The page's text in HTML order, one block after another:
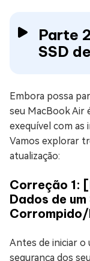
Parte
SSD
Embora possa
seu MacBook Air
exequível com
Vamos explorar
atualização:
Correção 1:
Dados de
Antes de iniciar o
segurança dos